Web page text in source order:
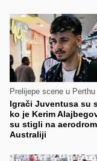
Prelijepe scene u Perthu
Igrači Juventusa su
ko je Kerim
su stigli na
Australiji